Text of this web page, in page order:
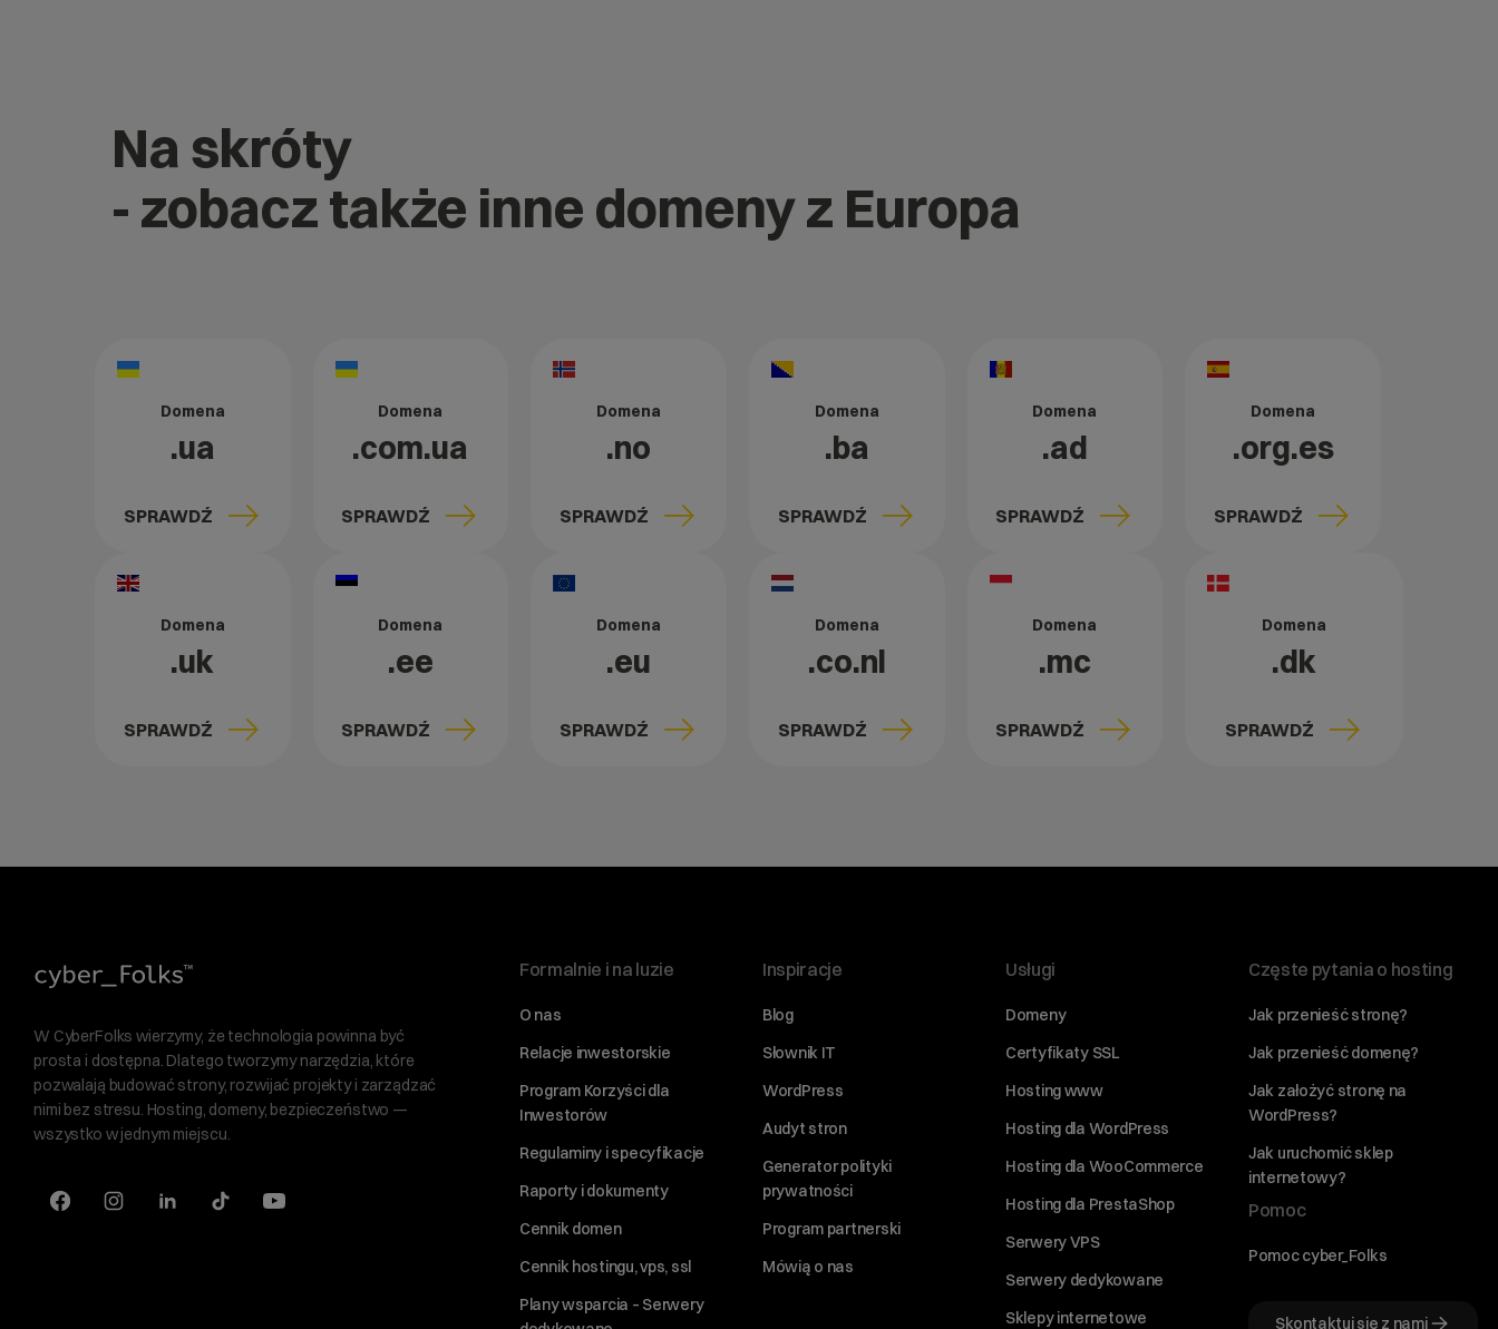
Na skróty
- zobacz także inne domeny z Europa
Domena
.ua
SPRAWDŹ
Domena
.com.ua
SPRAWDŹ
Domena
.no
SPRAWDŹ
Domena
.ba
SPRAWDŹ
Domena
.ad
SPRAWDŹ
Domena
.org.es
SPRAWDŹ
Domena
.uk
SPRAWDŹ
Domena
.ee
SPRAWDŹ
Domena
.eu
SPRAWDŹ
Domena
.co.nl
SPRAWDŹ
Domena
.mc
SPRAWDŹ
Domena
.dk
SPRAWDŹ
W CyberFolks wierzymy, że technologia powinna być
prosta i dostępna. Dlatego tworzymy narzędzia, które
pozwalają budować strony, rozwijać projekty i zarządzać
nimi bez stresu. Hosting, domeny, bezpieczeństwo —
wszystko w jednym miejscu.
Formalnie i na luzie
O nas
Relacje inwestorskie
Program Korzyści dla
Inwestorów
Regulaminy i specyfikacje
Raporty i dokumenty
Cennik domen
Cennik hostingu, vps, ssl
Plany wsparcia – Serwery
Inspiracje
Blog
Słownik IT
WordPress
Audyt stron
Generator polityki
prywatności
Program partnerski
Mówią o nas
Usługi
Domeny
Certyfikaty SSL
Hosting www
Hosting dla WordPress
Hosting dla WooCommerce
Hosting dla PrestaShop
Serwery VPS
Serwery dedykowane
Sklepy internetowe
Częste pytania o hosting
Jak przenieść stronę?
Jak przenieść domenę?
Jak założyć stronę na
WordPress?
Jak uruchomić sklep
internetowy?
Pomoc
Pomoc cyber_Folks
Skontaktuj się z nami